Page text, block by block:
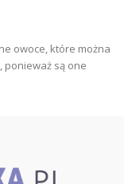
owoce, które można
ponieważ są one